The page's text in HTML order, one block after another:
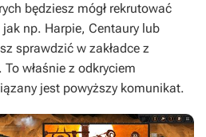
będziesz mógł rekrutować
np. Harpie, Centaury lub
sprawdzić w zakładce z
właśnie z odkryciem
jest powyższy komunikat.